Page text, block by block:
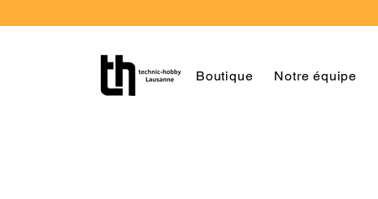
Boutique Notre équipe